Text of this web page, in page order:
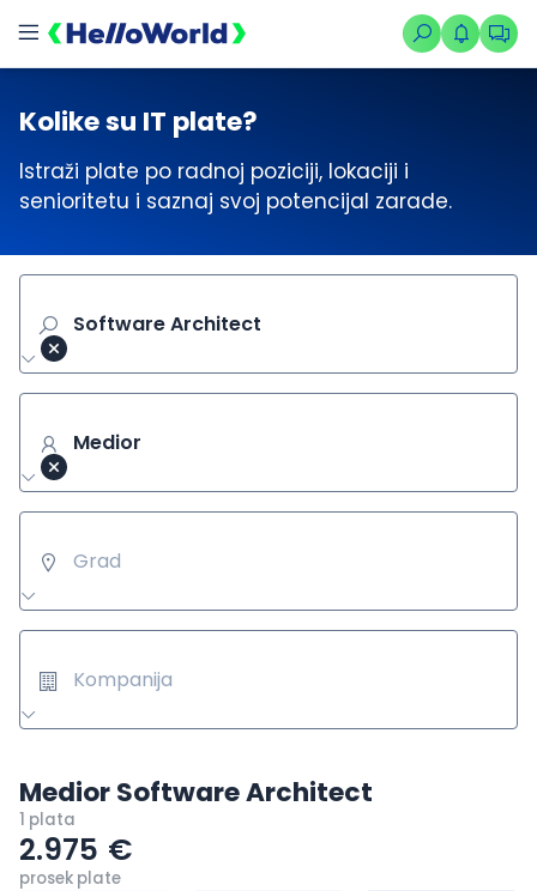
Kolike su IT plate?
Istraži plate po radnoj poziciji, lokaciji i
senioritetu i saznaj svoj potencijal zarade.
Software Architect
Medior
Grad
Kompanija
Medior Software Architect
1 plata
2.975 €
prosek plate